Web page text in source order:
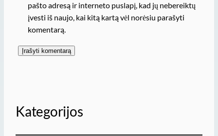
pašto adresą ir interneto puslapį, kad jų nebereiktų
įvesti iš naujo, kai kitą kartą vėl norėsiu parašyti
komentarą.
Kategorijos